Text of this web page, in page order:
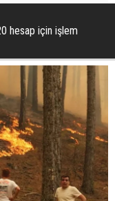
hesap için işlem